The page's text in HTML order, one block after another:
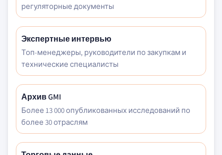
регуляторные документы
Экспертные интервью
Топ-менеджеры, руководители по закупкам и
технические специалисты
Архив GMI
Более 13 000 опубликованных исследований по
более 30 отраслям